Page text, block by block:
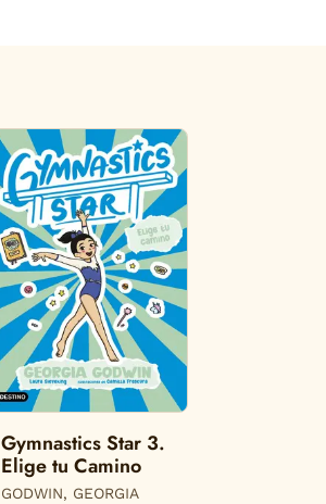
Gymnastics Star 3.
Elige tu Camino
GODWIN, GEORGIA